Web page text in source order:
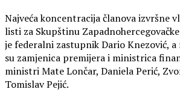
Najveća koncentracija članova izvršne
listi za Skupštinu
je federalni zastupnik Dario Knezović,
su zamjenica premijera i ministrica
ministri Mate Lončar, Daniela Perić,
Tomislav Pejić.